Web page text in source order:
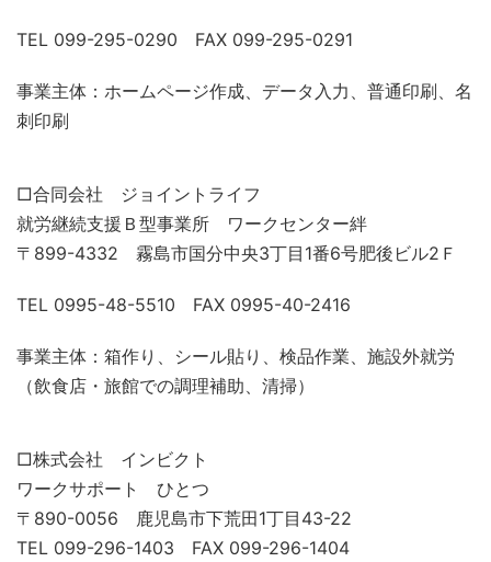
TEL 099-295-0290 FAX 099-295-0291
事業主体：ホームページ作成、データ入力、普通印刷、名
刺印刷
□合同会社 ジョイントライフ
就労継続支援Ｂ型事業所 ワークセンター絆
〒899-4332 霧島市国分中央3丁目1番6号肥後ビル2Ｆ
TEL 0995-48-5510 FAX 0995-40-2416
事業主体：箱作り、シール貼り、検品作業、施設外就労
（飲食店・旅館での調理補助、清掃）
□株式会社 インビクト
ワークサポート ひとつ
〒890-0056 鹿児島市下荒田1丁目43-22
TEL 099-296-1403 FAX 099-296-1404